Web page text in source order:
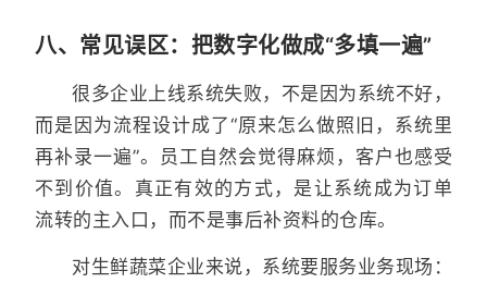
八、常见误区：把数字化做成“多填一遍”
很多企业上线系统失败，不是因为系统不好，
而是因为流程设计成了“原来怎么做照旧，系统里
再补录一遍”。员工自然会觉得麻烦，客户也感受
不到价值。真正有效的方式，是让系统成为订单
流转的主入口，而不是事后补资料的仓库。
对生鲜蔬菜企业来说，系统要服务业务现场：